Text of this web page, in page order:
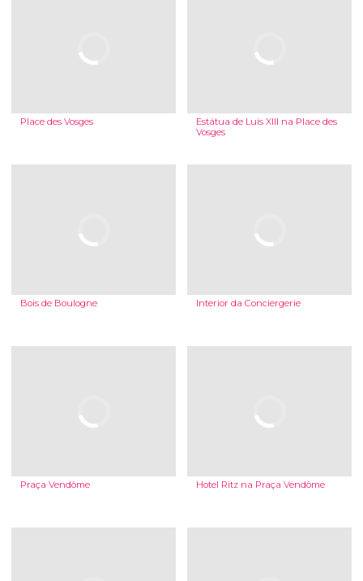
Place des Vosges
Estátua de Luís XIII na Place des
Vosges
Bois de Boulogne Interior da Conciergerie
Praça Vendôme Hotel Ritz na Praça Vendôme